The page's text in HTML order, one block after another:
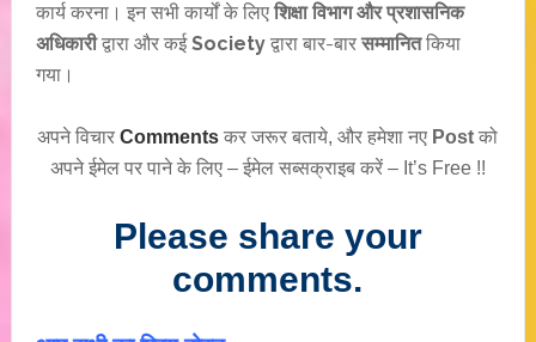
कार्य करना। इन सभी कार्यों के लिएशिक्षा विभाग और प्रशासनिक
अधिकारीद्वारा और कईSocietyद्वारा बार-बारसम्मानितकिया
गया।
अपने विचारComments कर जरूर बताये, और हमेशा नए Post को
अपने ईमेल पर पाने के लिए – ईमेल सब्सक्राइब करें – It’s Free !!
Please share your
comments.